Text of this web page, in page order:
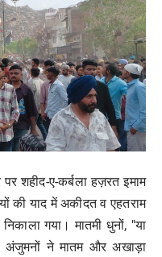
शहीद-ए-कर्बला हज़रत इमाम
की याद में अकीदत व एहतराम
गया। मातमी धुनों, "या
ने मातम और अखाड़ा